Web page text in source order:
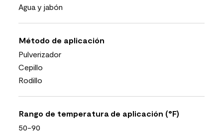
Agua y jabón
Método de aplicación
Pulverizador
Cepillo
Rodillo
Rango de temperatura de aplicación (°F)
50-90